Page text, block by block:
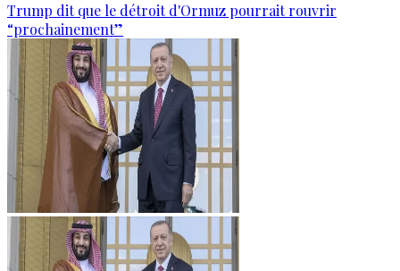
Trump dit que le détroit d'Ormuz pourrait rouvrir
“prochainement”